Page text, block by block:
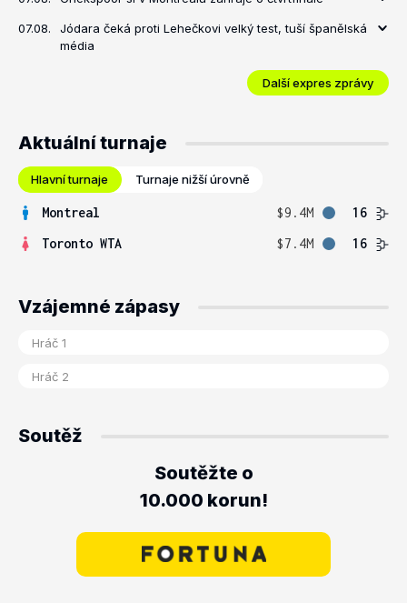
07.08.
Jódara čeká proti Lehečkovi velký test, tuší španělská
média
Další expres zprávy
Aktuální turnaje
Hlavní turnaje Turnaje nižší úrovně
Montreal $9.4M
16
Toronto WTA
$7.4M 16
Vzájemné zápasy
Soutěž
Soutěžte o
10.000 korun!